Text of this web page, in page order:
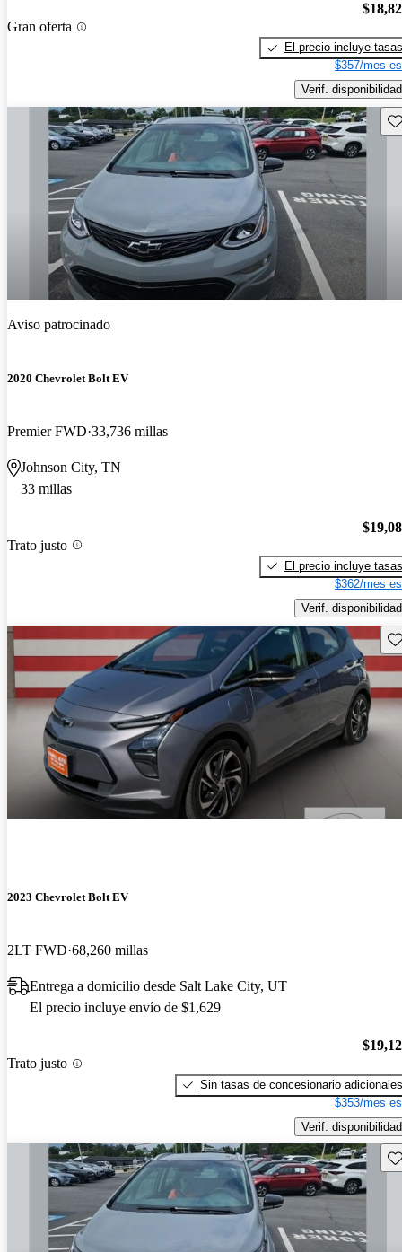
Gran oferta
El precio incluye tasas
$357/mes
Verif. disponibilidad
Aviso patrocinado
2020 Chevrolet Bolt EV
Premier FWD 33,736 millas
Johnson City, TN
33 millas
Trato justo
El precio incluye tasas
$362/mes
Verif. disponibilidad
2023 Chevrolet Bolt EV
2LT FWD 68,260 millas
Entrega a domicilio desde Salt Lake City, UT
El precio incluye envío de $1,629
Trato justo
Sin tasas de concesionario adicionales
$353/mes
Verif. disponibilidad